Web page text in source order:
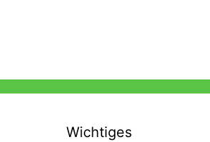
Wichtiges